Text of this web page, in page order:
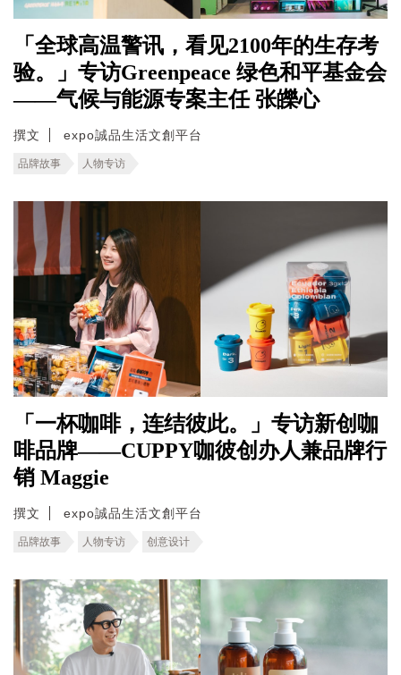
「全球高温警讯，看见2100年的生存考
验。」专访Greenpeace 绿色和平基金会
——气候与能源专案主任 张皪心
撰文 expo誠品生活文創平台
品牌故事 人物专访
「一杯咖啡，连结彼此。」专访新创咖
啡品牌——CUPPY咖彼创办人兼品牌行
销 Maggie
撰文 expo誠品生活文創平台
品牌故事 人物专访 创意设计